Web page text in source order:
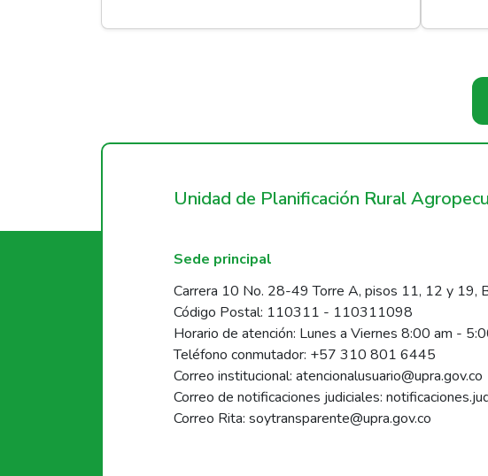
Unidad de Planificación Rural
Sede principal
Carrera 10 No. 28-49 Torre A, pisos 11, 12 y 19,
Código Postal: 110311 - 110311098
Horario de atención: Lunes a Viernes 8:00 am -
Teléfono conmutador: +57 310 801 6445
Correo institucional: atencionalusuario@upra.gov.co
Correo de notificaciones judiciales:
Correo Rita: soytransparente@upra.gov.co